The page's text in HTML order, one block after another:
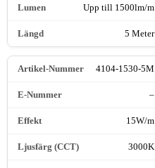
Upp till 1500lm/m
5 Meter
4104-1530-5M
–
15W/m
3000K